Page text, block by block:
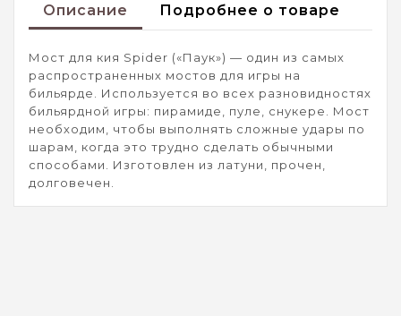
Описание Подробнее о товаре
Мост для кия Spider («Паук») — один из самых
распространенных мостов для игры на
бильярде. Используется во всех разновидностях
бильярдной игры: пирамиде, пуле, снукере. Мост
необходим, чтобы выполнять сложные удары по
шарам, когда это трудно сделать обычными
способами. Изготовлен из латуни, прочен,
долговечен.